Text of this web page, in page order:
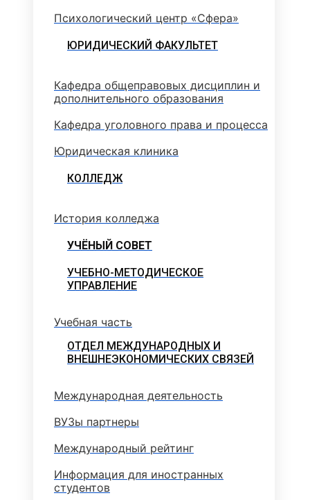
Психологический центр «Сфера»
ЮРИДИЧЕСКИЙ ФАКУЛЬТЕТ
Кафедра общеправовых дисциплин и
дополнительного образования
Кафедра уголовного права и процесса
Юридическая клиника
КОЛЛЕДЖ
История колледжа
УЧЁНЫЙ СОВЕТ
УЧЕБНО-МЕТОДИЧЕСКОЕ
УПРАВЛЕНИЕ
Учебная часть
ОТДЕЛ МЕЖДУНАРОДНЫХ И
ВНЕШНЕЭКОНОМИЧЕСКИХ СВЯЗЕЙ
Международная деятельность
ВУЗы партнеры
Международный рейтинг
Информация для иностранных
студентов